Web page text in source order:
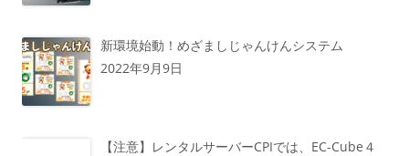
新環境始動！めざましじゃんけんシステム
2022年9月9日
【注意】レンタルサーバーCPIでは、EC-Cube４